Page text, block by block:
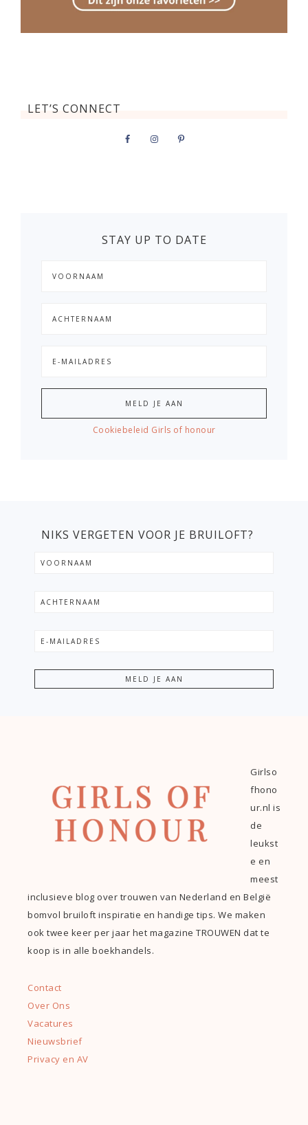
LET’S CONNECT
STAY UP TO DATE
Cookiebeleid Girls of honour
NIKS VERGETEN VOOR JE BRUILOFT?
Girlso
fhono
ur.nl is
de
leukst
e en
meest
inclusieve blog over trouwen van Nederland en België
bomvol bruiloft inspiratie en handige tips. We maken
ook twee keer per jaar het magazine TROUWEN dat te
koop is in alle boekhandels.
Contact
Over Ons
Vacatures
Nieuwsbrief
Privacy en AV